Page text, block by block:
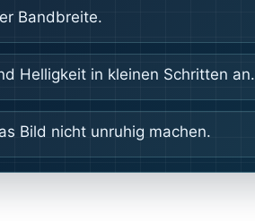
Bandbreite.
Helligkeit in kleinen Schritten an.
Bild nicht unruhig machen.